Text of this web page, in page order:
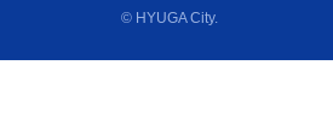
© HYUGA City.